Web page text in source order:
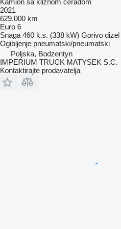
Kamion sa kliznom ceradom
2021
629.000 km
Euro 6
Snaga 460 k.s. (338 kW) Gorivo dizel
Ogibljenje pneumatski/pneumatski
Poljska, Bodzentyn
IMPERIUM TRUCK MATYSEK S.C.
Kontaktirajte prodavatelja